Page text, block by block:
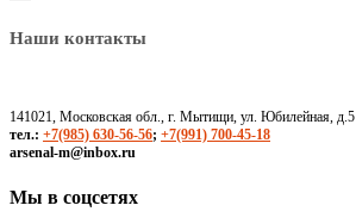
Наши контакты
141021, Московская обл., г. Мытищи, ул. Юбилейная, д.5
тел.: +7(985) 630-56-56; +7(991) 700-45-18
arsenal-m@inbox.ru
Мы в соцсетях